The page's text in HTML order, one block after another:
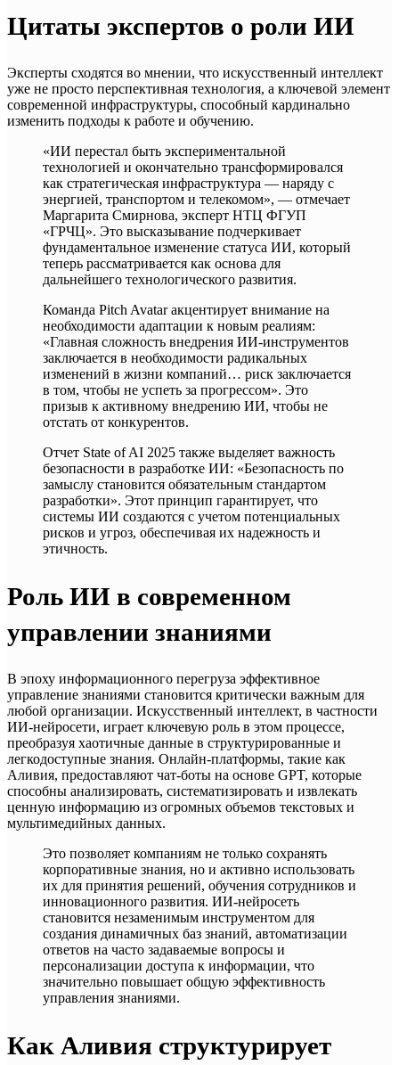
Цитаты экспертов о роли ИИ
Эксперты сходятся во мнении, что искусственный интеллект
уже не просто перспективная технология, а ключевой элемент
современной инфраструктуры, способный кардинально
изменить подходы к работе и обучению.
«ИИ перестал быть экспериментальной
технологией и окончательно трансформировался
как стратегическая инфраструктура — наряду с
энергией, транспортом и телекомом», — отмечает
Маргарита Смирнова, эксперт НТЦ ФГУП
«ГРЧЦ». Это высказывание подчеркивает
фундаментальное изменение статуса ИИ, который
теперь рассматривается как основа для
дальнейшего технологического развития.
Команда Pitch Avatar акцентирует внимание на
необходимости адаптации к новым реалиям:
«Главная сложность внедрения ИИ-инструментов
заключается в необходимости радикальных
изменений в жизни компаний… риск заключается
в том, чтобы не успеть за прогрессом». Это
призыв к активному внедрению ИИ, чтобы не
отстать от конкурентов.
Отчет State of AI 2025 также выделяет важность
безопасности в разработке ИИ: «Безопасность по
замыслу становится обязательным стандартом
разработки». Этот принцип гарантирует, что
системы ИИ создаются с учетом потенциальных
рисков и угроз, обеспечивая их надежность и
этичность.
Роль ИИ в современном
управлении знаниями
В эпоху информационного перегруза эффективное
управление знаниями становится критически важным для
любой организации. Искусственный интеллект, в частности
ИИ-нейросети, играет ключевую роль в этом процессе,
преобразуя хаотичные данные в структурированные и
легкодоступные знания. Онлайн-платформы, такие как
Аливия, предоставляют чат-боты на основе GPT, которые
способны анализировать, систематизировать и извлекать
ценную информацию из огромных объемов текстовых и
мультимедийных данных.
Это позволяет компаниям не только сохранять
корпоративные знания, но и активно использовать
их для принятия решений, обучения сотрудников и
инновационного развития. ИИ-нейросеть
становится незаменимым инструментом для
создания динамичных баз знаний, автоматизации
ответов на часто задаваемые вопросы и
персонализации доступа к информации, что
значительно повышает общую эффективность
управления знаниями.
Как Аливия структурирует